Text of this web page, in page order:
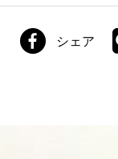
シェア